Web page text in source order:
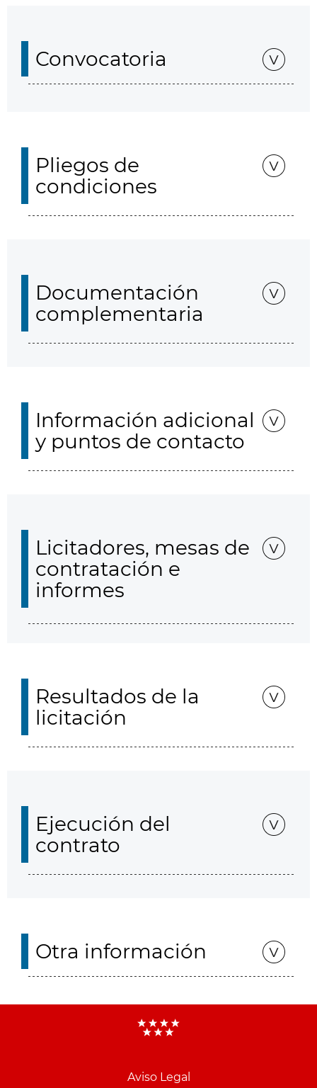
Convocatoria
Pliegos de
condiciones
Documentación
complementaria
Información adicional
y puntos de contacto
Licitadores, mesas de
contratación e
informes
Resultados de la
licitación
Ejecución del
contrato
Otra información
Aviso Legal